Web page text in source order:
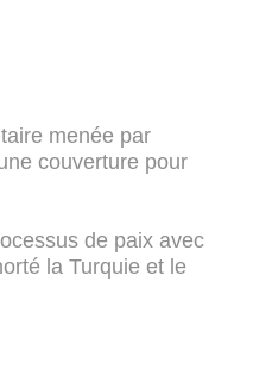
menée par
couverture pour
de paix avec
la Turquie et le